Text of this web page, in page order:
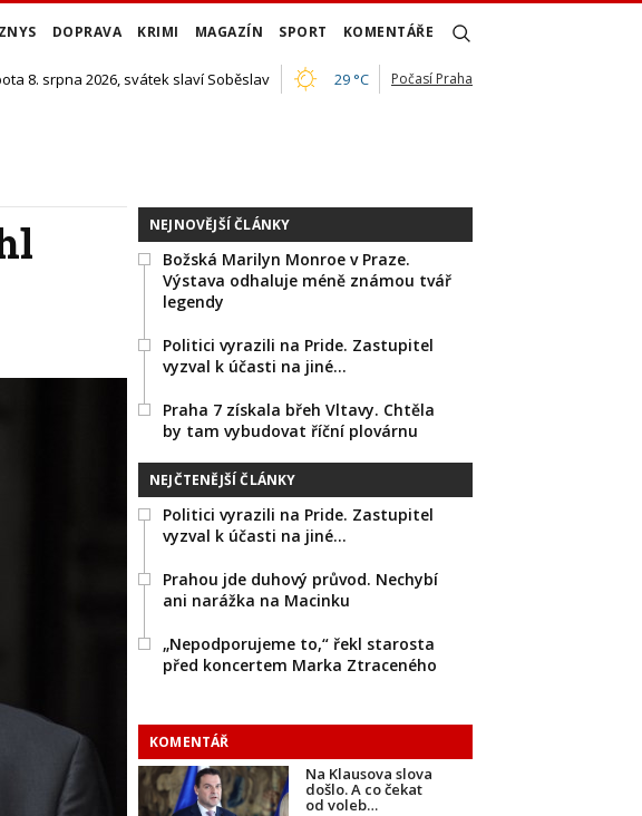
DOPRAVA KRIMI MAGAZÍN SPORT KOMENTÁŘE
8. srpna 2026, svátek slaví Soběslav 29 °C Počasí Praha
NEJNOVĚJŠÍ ČLÁNKY
Božská Marilyn Monroe v Praze.
Výstava odhaluje méně známou tvář
legendy
Politici vyrazili na Pride. Zastupitel
vyzval k účasti na jiné…
Praha 7 získala břeh Vltavy. Chtěla
by tam vybudovat říční plovárnu
NEJČTENĚJŠÍ ČLÁNKY
Politici vyrazili na Pride. Zastupitel
vyzval k účasti na jiné…
Prahou jde duhový průvod. Nechybí
ani narážka na Macinku
„Nepodporujeme to,“ řekl starosta
před koncertem Marka Ztraceného
KOMENTÁŘ
Na Klausova slova
došlo. A co čekat
od voleb…